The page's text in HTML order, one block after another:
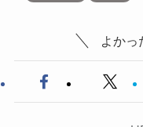
よかっ